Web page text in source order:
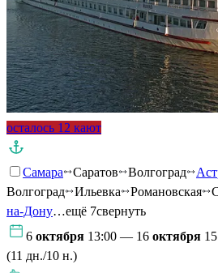
осталось 12 кают
Самара Саратов Волгоград
Волгоград
Ильевка Романовская
на-Дону…ещё 7свернуть
6 октября 13:00 — 16 октября
(11 дн./10 н.)